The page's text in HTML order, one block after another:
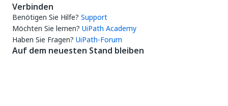
Verbinden
Benötigen Sie Hilfe? Support
Möchten Sie lernen? UiPath Academy
Haben Sie Fragen? UiPath-Forum
Auf dem neuesten Stand bleiben